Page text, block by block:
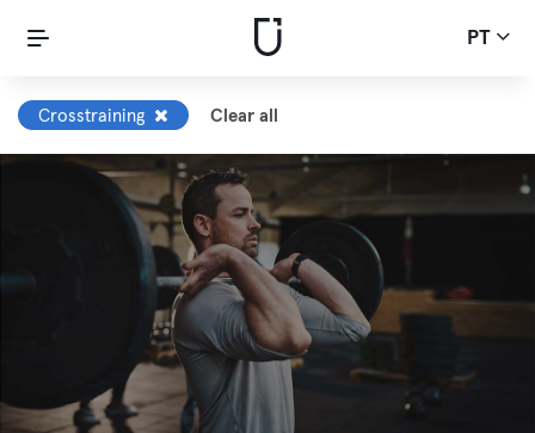
PT
Crosstraining Clear all